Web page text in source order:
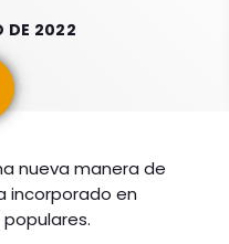
DE 2022
nueva manera de
incorporado en